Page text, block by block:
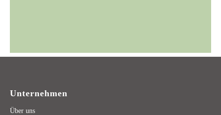
Unternehmen
Über uns